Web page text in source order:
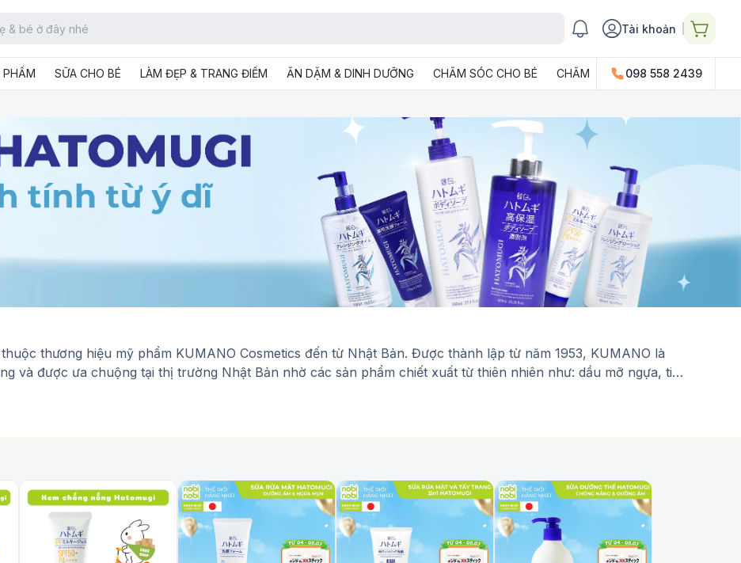
Tài khoản
PHẨM SỮA CHO BÉ LÀM ĐẸP & TRANG ĐIỂM ĂN DẶM & DINH DƯỠNG CHĂM SÓC CHO BÉ CHĂM SÓC GIA ĐÌNH PHỤ KIỆN
098 558 2439
thương hiệu mỹ phẩm KUMANO Cosmetics đến từ Nhật Bản. Được thành lập từ năm 1953, KUMANO là
và được ưa chuộng tại thị trường Nhật Bản nhờ các sản phẩm chiết xuất từ thiên nhiên như: dầu mỡ ngựa, tinh
dĩ… an toàn và lành tính cho làn da cũng như mái tóc, phù hợp với mọi độ tuổi và mọi đối tượng sử dụng.